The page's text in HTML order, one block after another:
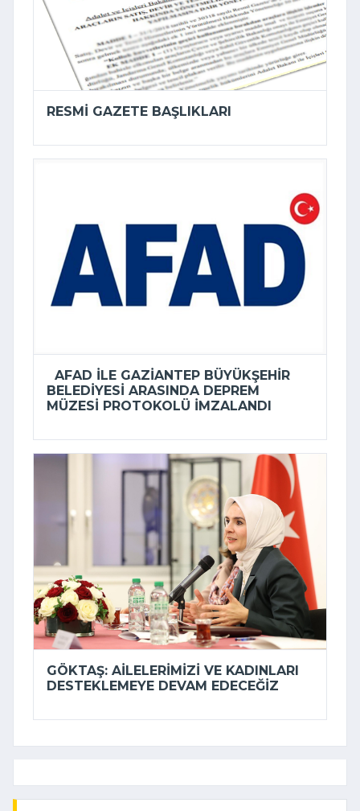
RESMI GAZETE BAŞLIKLARI
AFAD ILE GAZIANTEP BÜYÜKŞEHIR
BELEDIYESI ARASINDA DEPREM
MÜZESI PROTOKOLÜ IMZALANDI
GÖKTAŞ: AILELERIMIZI VE KADINLARI
DESTEKLEMEYE DEVAM EDECEĞIZ